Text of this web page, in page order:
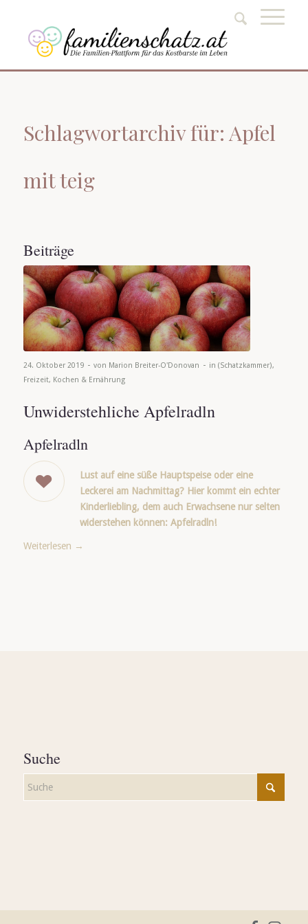
Schlagwortarchiv für: Apfel
mit teig
Beiträge
24. Oktober 2019 - von Marion Breiter-O'Donovan - in (Schatzkammer),
Freizeit, Kochen & Ernährung
Unwiderstehliche Apfelradln
Apfelradln
Lust auf eine süße Hauptspeise oder eine
Leckerei am Nachmittag? Hier kommt ein echter
Kinderliebling, dem auch Erwachsene nur selten
widerstehen können: Apfelradln!
Weiterlesen →
Suche